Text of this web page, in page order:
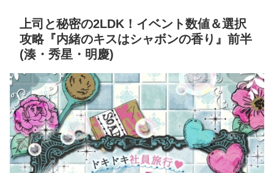
上司と秘密の2LDK！イベント数値＆選択
攻略『内緒のキスはシャボンの香り』前半
(湊・秀星・明慶)